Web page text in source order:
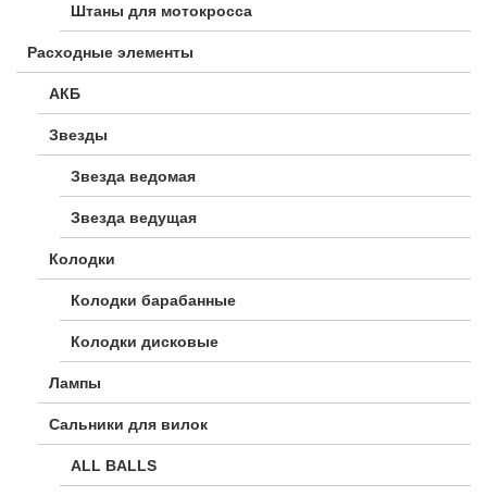
Штаны для мотокросса
Расходные элементы
АКБ
Звезды
Звезда ведомая
Звезда ведущая
Колодки
Колодки барабанные
Колодки дисковые
Лампы
Сальники для вилок
ALL BALLS